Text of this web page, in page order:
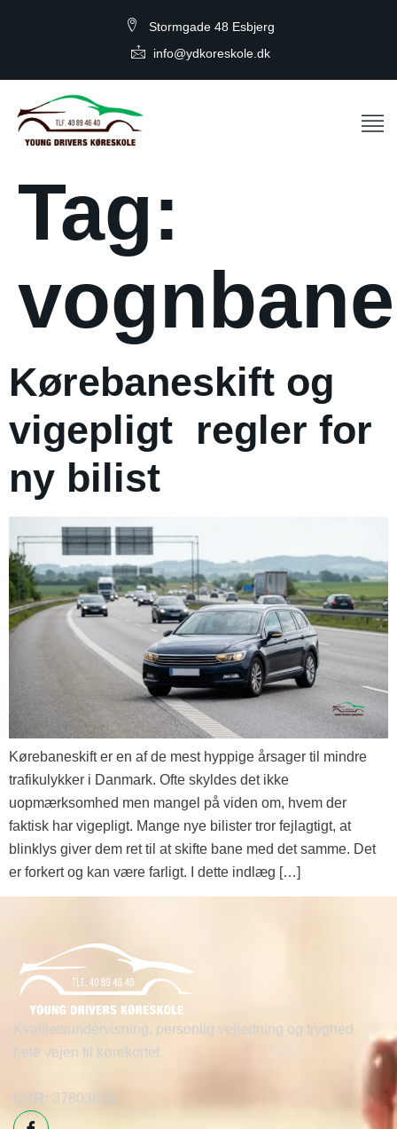
Stormgade 48 Esbjerg
info@ydkoreskole.dk
Tag:
Kørebaneskift og
vigepligt regler for
ny bilist
Kørebaneskift er en af de mest hyppige årsager til mindre
trafikulykker i Danmark. Ofte skyldes det ikke
uopmærksomhed men mangel på viden om, hvem der
faktisk har vigepligt. Mange nye bilister tror fejlagtigt, at
blinklys giver dem ret til at skifte bane med det samme. Det
er forkert og kan være farligt. I dette indlæg […]
Kvalitetsundervisning, personlig vejledning og tryghed
hele vejen til kørekortet.
CVR: 37803626